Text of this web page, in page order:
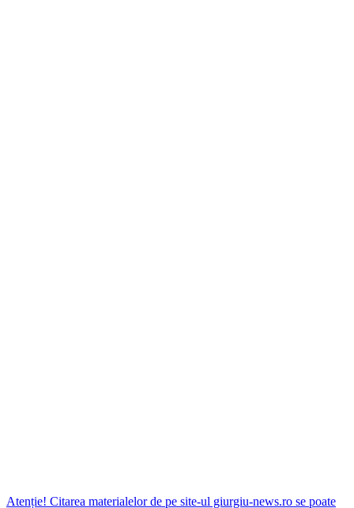
Atenție! Citarea materialelor de pe site-ul giurgiu-news.ro se poate